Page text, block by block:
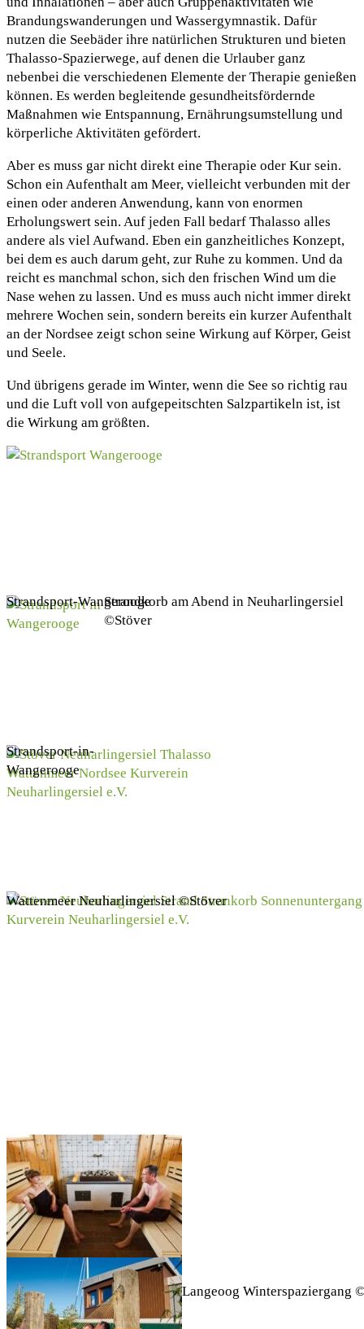
Brandungswanderungen und Wassergymnastik. Dafür
nutzen die Seebäder ihre natürlichen Strukturen und bieten
Thalasso-Spazierwege, auf denen die Urlauber ganz
nebenbei die verschiedenen Elemente der Therapie genießen
können. Es werden begleitende gesundheitsfördernde
Maßnahmen wie Entspannung, Ernährungsumstellung und
körperliche Aktivitäten gefördert.
Aber es muss gar nicht direkt eine Therapie oder Kur sein.
Schon ein Aufenthalt am Meer, vielleicht verbunden mit der
einen oder anderen Anwendung, kann von enormen
Erholungswert sein. Auf jeden Fall bedarf Thalasso alles
andere als viel Aufwand. Eben ein ganzheitliches Konzept,
bei dem es auch darum geht, zur Ruhe zu kommen. Und da
reicht es manchmal schon, sich den frischen Wind um die
Nase wehen zu lassen. Und es muss auch nicht immer direkt
mehrere Wochen sein, sondern bereits ein kurzer Aufenthalt
an der Nordsee zeigt schon seine Wirkung auf Körper, Geist
und Seele.
Und übrigens gerade im Winter, wenn die See so richtig rau
und die Luft voll von aufgepeitschten Salzpartikeln ist, ist
die Wirkung am größten.
Strandsport-Wangerooge
Strandsport-in-
Wangerooge
Wattenmeer Neuharlingersiel ©Stöver
Strandkorb am Abend in Neuharlingersiel
©Stöver
Langeoog Winterspaziergang